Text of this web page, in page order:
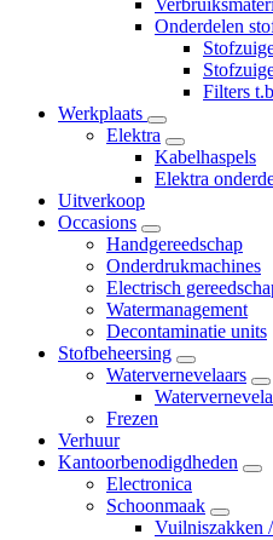
Onderdelen
Filters
Werkplaats
Elektra
Kabelhaspels
Elektra
Uitverkoop
Occasions
Handgereedschap
Onderdrukmachines
Electrisch
Watermanagement
Decontaminatie units
Stofbeheersing
Watervernevelaars
Frezen
Verhuur
Kantoorbenodigdheden
Electronica
Schoonmaak
Vuilniszakken